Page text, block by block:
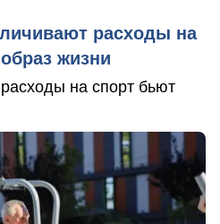
расходы на
жизни
на спорт бьют